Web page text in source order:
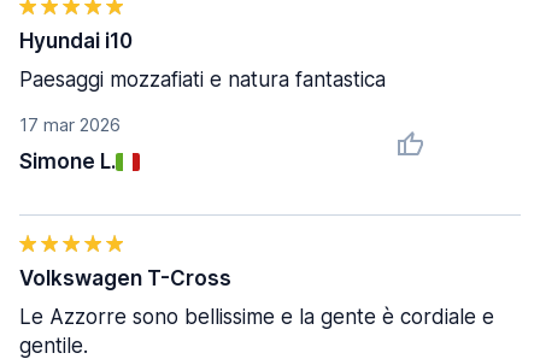
17 mar 2026
Simone L.
Hyundai i10
Paesaggi mozzafiati e natura fantastica
Volkswagen T-Cross
Le Azzorre sono bellissime e la gente è cordiale e
gentile.